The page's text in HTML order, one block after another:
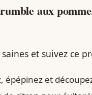
aux
et suivez ce
épépinez et